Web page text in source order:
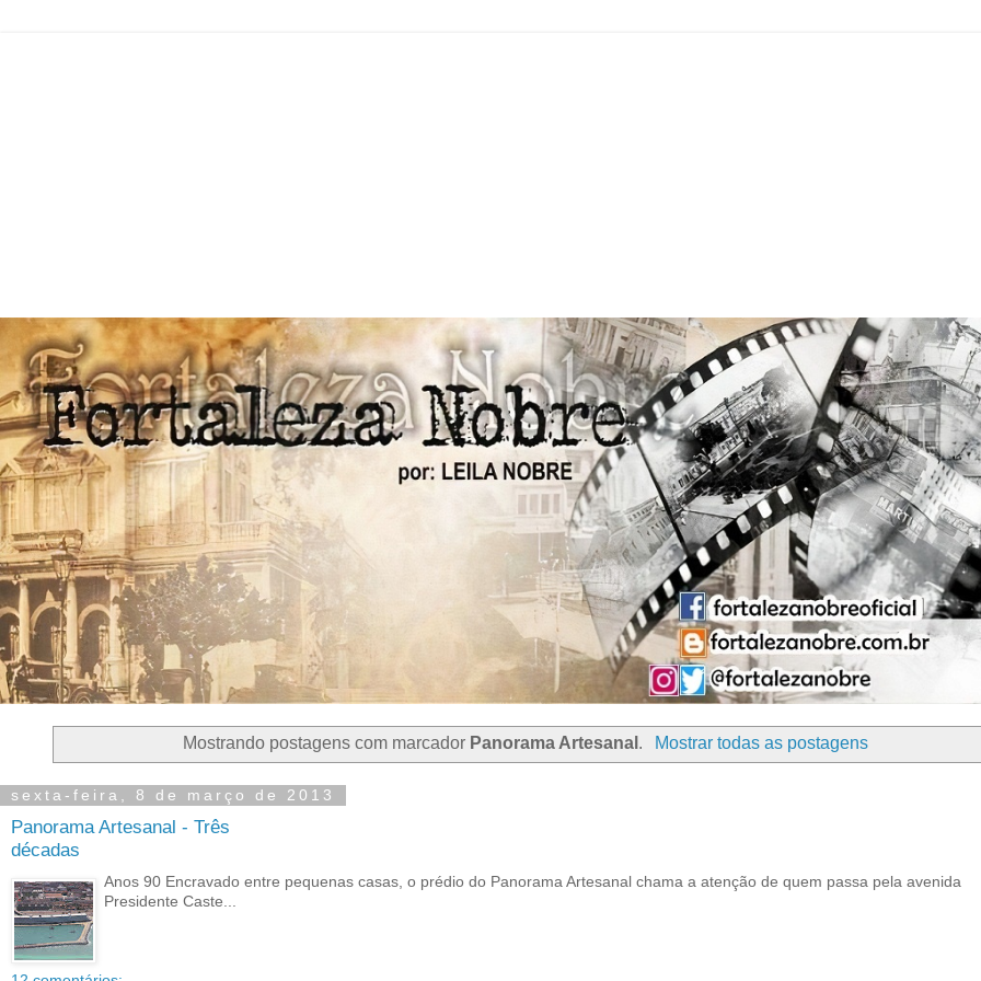
Mostrando postagens com marcador Panorama Artesanal . Mostrar todas as postagens
sexta-feira, 8 de março de 2013
Panorama Artesanal - Três
décadas
Anos 90 Encravado entre pequenas casas, o prédio do Panorama Artesanal chama a atenção de quem passa pela avenida
Presidente Caste...